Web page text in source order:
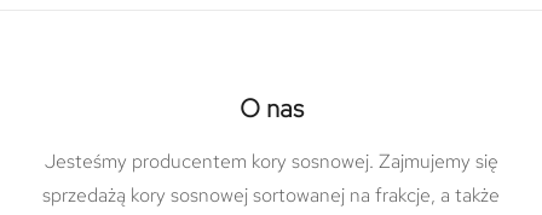
O nas
Jesteśmy producentem kory sosnowej. Zajmujemy się
sprzedażą kory sosnowej sortowanej na frakcje, a także